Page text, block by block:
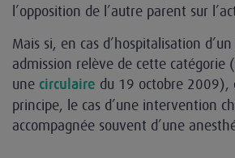
l’opposition de l’autre parent sur
Mais si, en cas d’hospitalisation
admission relève de cette catégorie
une circulaire du 19 octobre 2009),
principe, le cas d’une intervention
accompagnée souvent d’une